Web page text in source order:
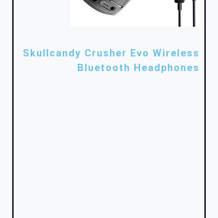
Skullcandy Crusher Evo Wireless
Bluetooth Headphones